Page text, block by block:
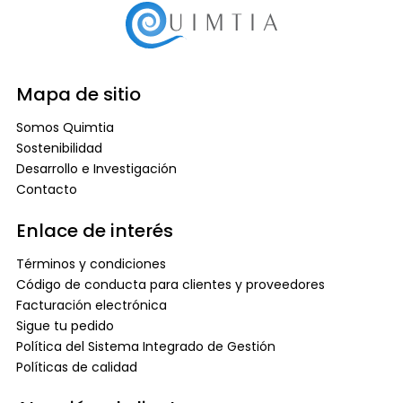
Mapa de sitio
Somos Quimtia
Sostenibilidad
Desarrollo e Investigación
Contacto
Enlace de interés
Términos y condiciones
Código de conducta para clientes y proveedores
Facturación electrónica
Sigue tu pedido
Política del Sistema Integrado de Gestión
Políticas de calidad